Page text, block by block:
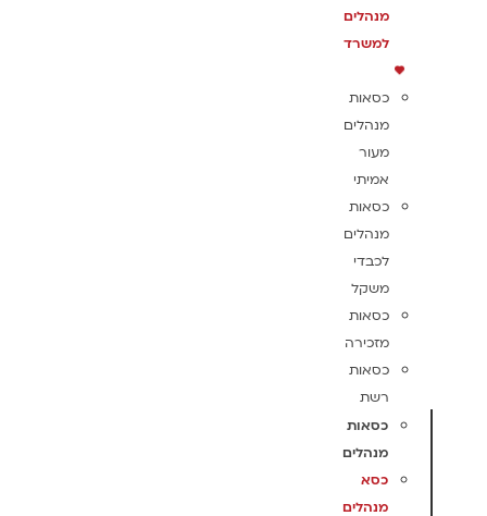
מנהלים
למשרד
כסאות
מנהלים
מעור
אמיתי
כסאות
מנהלים
לכבדי
משקל
כסאות
מזכירה
כסאות
רשת
כסאות
מנהלים
כסא
מנהלים